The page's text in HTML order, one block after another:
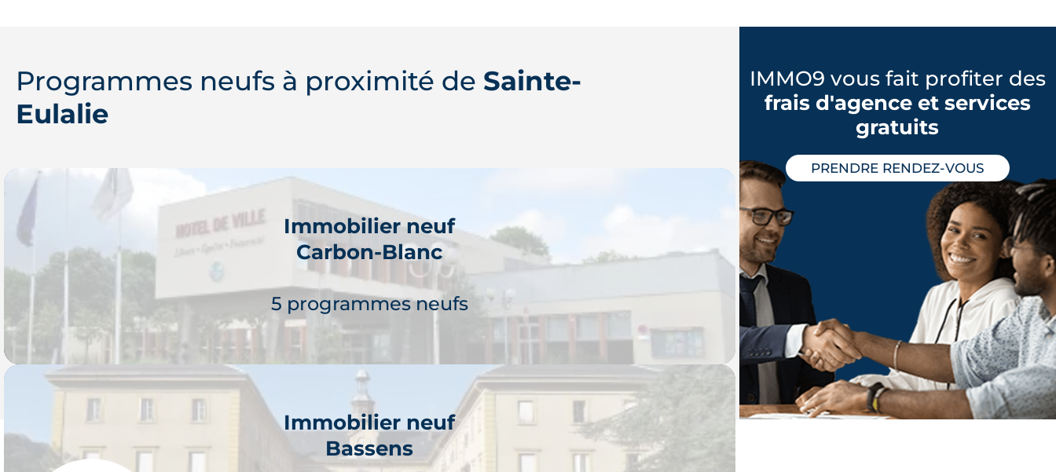
Programmes neufs à proximité de Sainte-
Eulalie
Immobilier neuf
Carbon-Blanc
5 programmes neufs
Je découvre
Immobilier neuf
Bassens
IMMO9 vous fait profiter des
frais d'agence et services
gratuits
PRENDRE RENDEZ-VOUS